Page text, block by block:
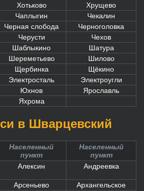
Хотьково
Хрущево
Чаплыгин
Чекалин
Черная слобода
Черноголовка
Черусти
Чехов
Шаблыкино
Шатура
Шереметьево
Шилово
Щербинка
Щёкино
Электросталь
Электроугли
Юхнов
Ярославль
Яхрома
в Шварцевский
Населенный
пункт
Населенный
пункт
Алексин Андреевка
Арсеньево
Архангельское